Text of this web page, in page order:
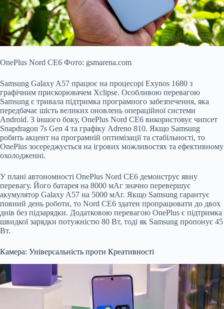
OnePlus Nord CE6 Фото: gsmarena.com
Samsung Galaxy A57 працює на процесорі Exynos 1680 з
графічним прискорювачем Xclipse. Особливою перевагою
Samsung є тривала підтримка програмного забезпечення, яка
передбачає шість великих оновлень операційної системи
Android. З іншого боку, OnePlus Nord CE6 використовує чипсет
Snapdragon 7s Gen 4 та графіку Adreno 810. Якщо Samsung
робить акцент на програмній оптимізації та стабільності, то
OnePlus зосереджується на ігрових можливостях та ефективному
охолодженні.
У плані автономності OnePlus Nord CE6 демонструє явну
перевагу. Його батарея на 8000 мАг значно перевершує
акумулятор Galaxy A57 на 5000 мАг. Якщо Samsung гарантує
повний день роботи, то Nord CE6 здатен пропрацювати до двох
днів без підзарядки. Додатковою перевагою OnePlus є підтримка
швидкої зарядки потужністю 80 Вт, тоді як Samsung пропонує 45
Вт.
Камера: Універсальність проти Креативності